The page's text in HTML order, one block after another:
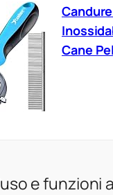
Cane
e funzioni